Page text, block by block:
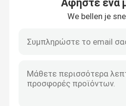
Αφήστε ένα
We bellen je